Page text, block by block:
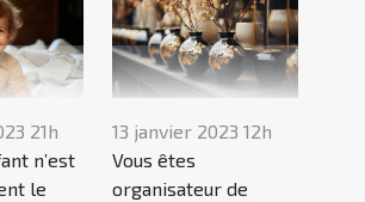
21h
n’est
le
13 janvier 2023 12h
Vous êtes
organisateur de